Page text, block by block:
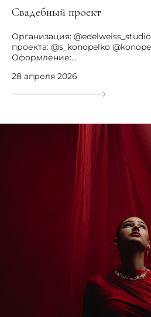
Свадебный проект
Организация:
проекта: @s_konopelko
Оформление:...
28 апреля 2026